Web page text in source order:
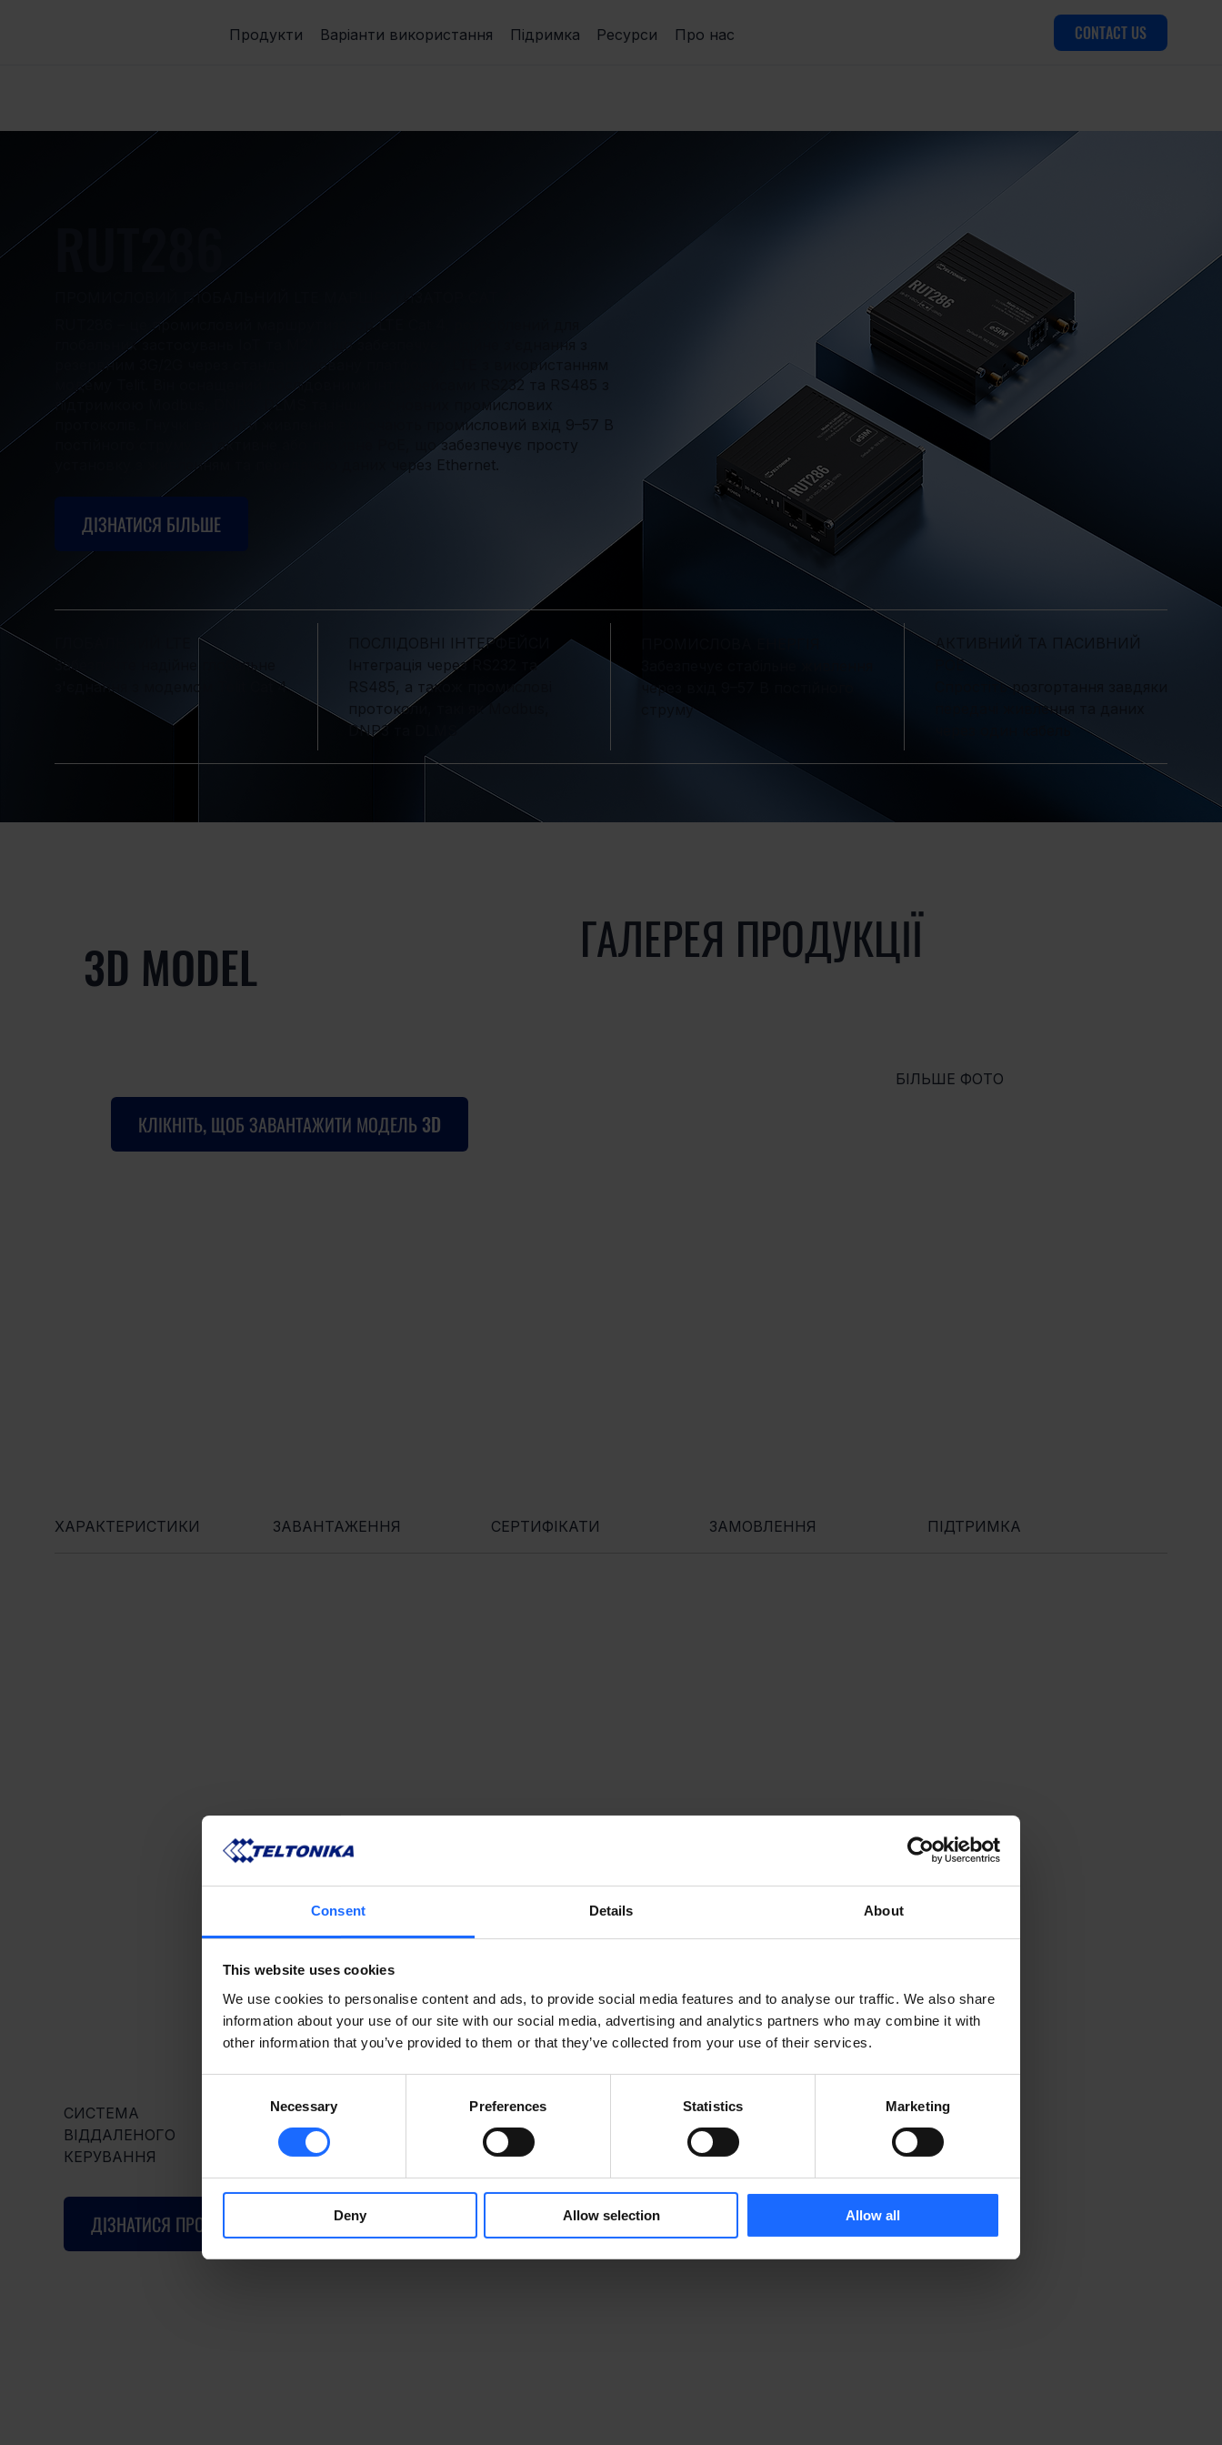
Consent Details About
This website uses cookies
We use cookies to personalise content and ads, to provide social media features and to analyse our traffic. We also share
information about your use of our site with our social media, advertising and analytics partners who may combine it with
other information that you’ve provided to them or that they’ve collected from your use of their services.
Necessary Preferences Statistics Marketing
Deny Allow selection Allow all
Продукти Варіанти використання Підримка Ресурси Про нас CONTACT US
ПРОМИСЛОВИЙ ГЛОБАЛЬНИЙ LTE МАРШРУТИЗАТОР CAT 4
RUT286 – це промисловий маршрутизатор LTE Cat 4, розроблений для
глобальних застосувань IoT та M2M, що забезпечує надійне з’єднання з
резервним 3G/2G через стандартизовану платформу LTE з використанням
модему Telit. Він оснащений послідовними інтерфейсами RS232 та RS485 з
підтримкою Modbus, DNP3, DLMS та інших основних промислових
протоколів. Гнучкі варіанти живлення включають промисловий вхід 9–57 В
постійного струму та активне або пасивне PoE, що забезпечує просту
установку з живленням та передачею даних через Ethernet.
ДІЗНАТИСЯ БІЛЬШЕ
Забезпечте надійне глобальне
з'єднання з модемом Telit Cat 4
ПОСЛІДОВНІ ІНТЕРФЕЙСИ
Інтеграція через RS232 та
RS485, а також промислові
протоколи, такі як Modbus,
DNP3 та DLMS
через вхід 9–57 В постійного
струму
АКТИВНИЙ ТА ПАСИВНИЙ
POE
Спростіть розгортання завдяки
передачі живлення та даних
3D MODEL
КЛІКНІТЬ, ЩОБ ЗАВАНТАЖИТИ МОДЕЛЬ 3D
ГАЛЕРЕЯ ПРОДУКЦІЇ
БІЛЬШЕ ФОТО
ХАРАКТЕРИСТИКИ СЕРТИФІКАТИ
ЗАВАНТАЖЕННЯ ЗАМОВЛЕННЯ ПІДТРИМКА
СИСТЕМА
ВІДДАЛЕНОГО
КЕРУВАННЯ
ДІЗНАТИСЯ ПРО RMS